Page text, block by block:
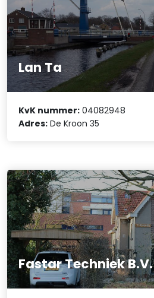
Lan Ta
KvK nummer: 04082948
Adres: De Kroon 35
Fastar Techniek B.V.